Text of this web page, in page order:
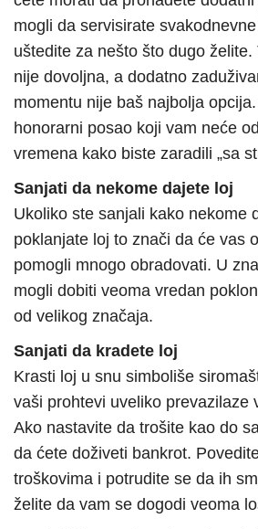
mogli da servisirate
uštedite za nešto što dugo
nije dovoljna, a dodatno
momentu nije baš najbolja
honorarni posao koji vam neće
vremena kako biste zaradili „sa
Sanjati da nekome dajete loj
Ukoliko ste sanjali kako nekome
poklanjate loj to znači da će vas
pomogli mnogo obradovati. U
mogli dobiti veoma vredan
od velikog značaja.
Sanjati da kradete loj
Krasti loj u snu simboliše
vaši prohtevi uveliko prevazilaze
Ako nastavite da trošite kao do
da ćete doživeti bankrot.
troškovima i potrudite se da ih
želite da vam se dogodi veoma